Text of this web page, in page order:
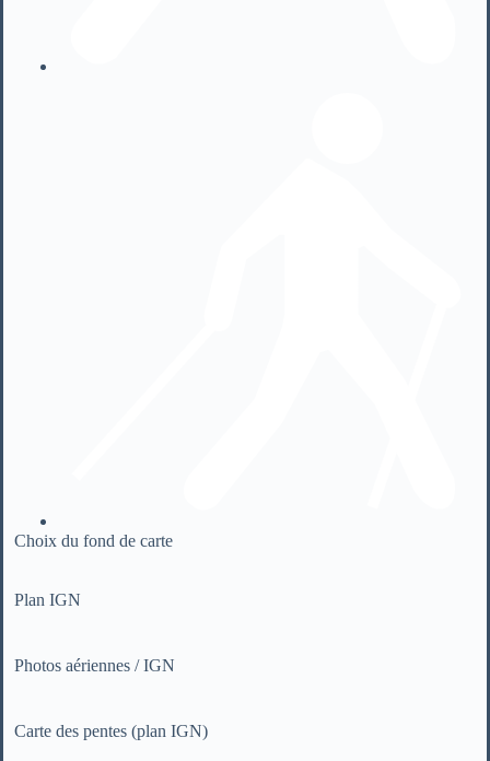
Choix du fond de carte
Plan IGN
Photos aériennes / IGN
Carte des pentes (plan IGN)